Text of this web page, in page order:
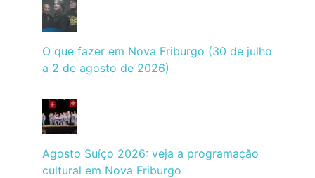
O que fazer em Nova Friburgo (30 de julho
a 2 de agosto de 2026)
Agosto Suíço 2026: veja a programação
cultural em Nova Friburgo